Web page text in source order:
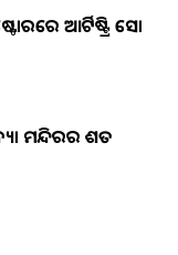
ଆର୍ଟିଷ୍ଟ୍ରି ସୋ
ମନ୍ଦିରର ଶତ